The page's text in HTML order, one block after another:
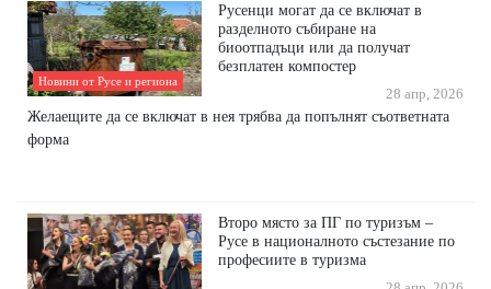
Новини от Русе и региона
Русенци могат да се включат в
разделното събиране на
биоотпадъци или да получат
безплатен компостер
28 апр, 2026
Желаещите да се включат в нея трябва да попълнят съответната
форма
Второ място за ПГ по туризъм –
Русе в националното състезание по
професиите в туризма